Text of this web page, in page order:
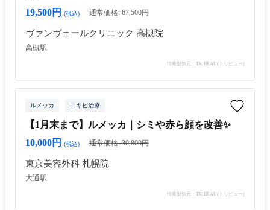
19,500円
(税込) 通常価格: 67,500円
ヴァンヴェールクリニック 高槻院
高槻駅
情報提供元：TRIBEAU(トリビュー)
ルメッカ ニキビ治療
【1月末まで】ルメッカ｜シミや赤ら顔を改善✨
10,000円
(税込) 通常価格: 30,800円
東京美容外科 札幌院
大通駅
情報提供元：TRIBEAU(トリビュー)